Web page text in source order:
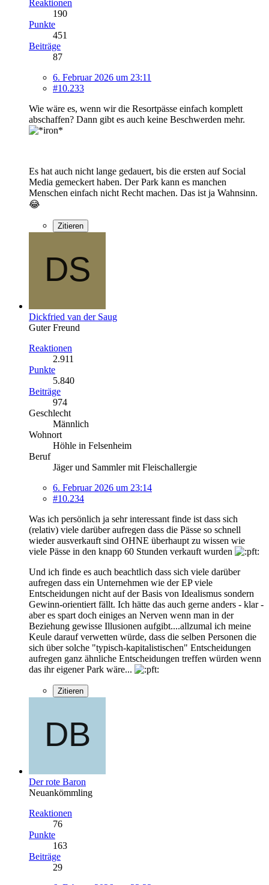
Reaktionen
190
Punkte
451
Beiträge
87
6. Februar 2026 um 23:11
#10.233
Wie wäre es, wenn wir die Resortpässe einfach komplett
abschaffen? Dann gibt es auch keine Beschwerden mehr.
Es hat auch nicht lange gedauert, bis die ersten auf Social
Media gemeckert haben. Der Park kann es manchen
Menschen einfach nicht Recht machen. Das ist ja Wahnsinn.
😂
Zitieren
Dickfried van der Saug
Guter Freund
Reaktionen
2.911
Punkte
5.840
Beiträge
974
Geschlecht
Männlich
Wohnort
Höhle in Felsenheim
Beruf
Jäger und Sammler mit Fleischallergie
6. Februar 2026 um 23:14
#10.234
Was ich persönlich ja sehr interessant finde ist dass sich
(relativ) viele darüber aufregen dass die Pässe so schnell
wieder ausverkauft sind OHNE überhaupt zu wissen wie
viele Pässe in den knapp 60 Stunden verkauft wurden
Und ich finde es auch beachtlich dass sich viele darüber
aufregen dass ein Unternehmen wie der EP viele
Entscheidungen nicht auf der Basis von Idealismus sondern
Gewinn-orientiert fällt. Ich hätte das auch gerne anders - klar -
aber es spart doch einiges an Nerven wenn man in der
Beziehung gewisse Illusionen aufgibt....allzumal ich meine
Keule darauf verwetten würde, dass die selben Personen die
sich über solche "typisch-kapitalistischen" Entscheidungen
aufregen ganz ähnliche Entscheidungen treffen würden wenn
das ihr eigener Park wäre...
Zitieren
Der rote Baron
Neuankömmling
Reaktionen
76
Punkte
163
Beiträge
29